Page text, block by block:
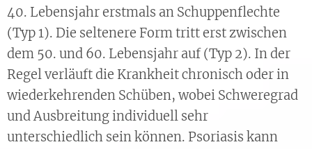
40. Lebensjahr erstmals an Schuppenflechte
(Typ 1). Die seltenere Form tritt erst zwischen
dem 50. und 60. Lebensjahr auf (Typ 2). In der
Regel verläuft die Krankheit chronisch oder in
wiederkehrenden Schüben, wobei Schweregrad
und Ausbreitung individuell sehr
unterschiedlich sein können. Psoriasis kann